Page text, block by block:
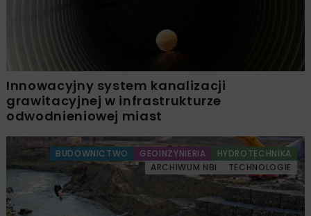
Innowacyjny system kanalizacji
grawitacyjnej w infrastrukturze
odwodnieniowej miast
BUDOWNICTWO GEOINŻYNIERIA
HYDROTECHNIKA
ARCHIWUM NBI
TECHNOLOGIE